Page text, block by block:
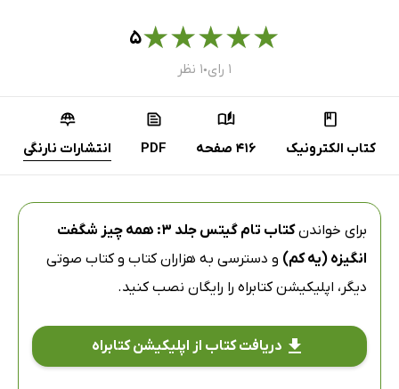
★
★
★
★
★۵
۱ رای ● ۱ نظر
کتاب الکترونیک 416 صفحه PDF انتشارات نارنگی
برای خواندن
کتاب تام گیتس جلد 3: همه چیز شگفت
انگیزه (یه کم) و دسترسی به هزاران کتاب و کتاب صوتی
دیگر، اپلیکیشن کتابراه را رایگان نصب کنید.
دریافت کتاب از اپلیکیشن کتابراه